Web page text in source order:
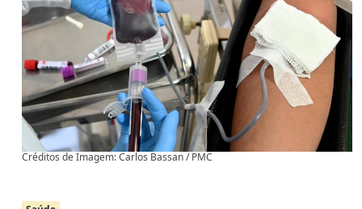
Créditos de Imagem: Carlos Bassan / PMC